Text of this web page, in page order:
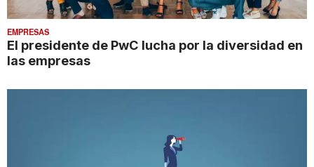
EMPRESAS
El presidente de PwC lucha por la diversidad en
las empresas